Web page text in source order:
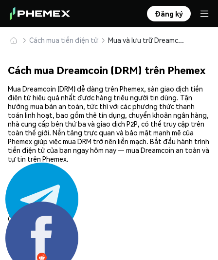
Đăng ký
Cách mua tiền điện tử Mua và lưu trữ Dreamcoin (DRM) an toàn
Cách mua Dreamcoin (DRM) trên Phemex
Mua Dreamcoin (DRM) dễ dàng trên Phemex, sàn giao dịch tiền
điện tử hiệu quả nhất được hàng triệu người tin dùng. Tận
hưởng mua bán an toàn, tức thì với các phương thức thanh
toán linh hoạt, bao gồm thẻ tín dụng, chuyển khoản ngân hàng,
nhà cung cấp bên thứ ba và giao dịch P2P, có thể truy cập trên
toàn thế giới. Nền tảng trực quan và bảo mật mạnh mẽ của
Phemex giúp việc mua DRM trở nên liền mạch. Bắt đầu hành trình
tiền điện tử của bạn ngay hôm nay — mua Dreamcoin an toàn và
tự tin trên Phemex.
Chia sẻ: